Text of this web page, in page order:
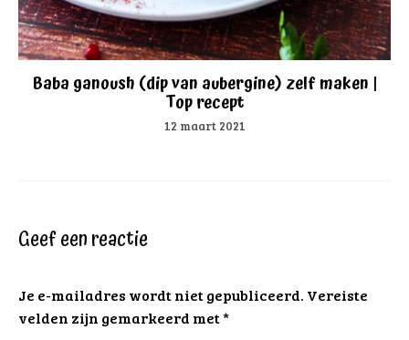
Baba ganoush (dip van aubergine) zelf maken |
Top recept
12 maart 2021
Geef een reactie
Je e-mailadres wordt niet gepubliceerd. Vereiste
velden zijn gemarkeerd met*